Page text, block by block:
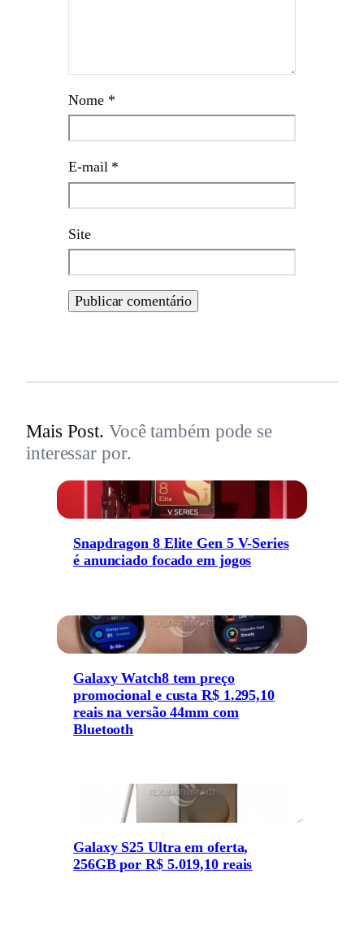
Nome *
E-mail *
Site
Mais Post. Você também pode se
interessar por.
Snapdragon 8 Elite Gen 5 V-Series
é anunciado focado em jogos
Galaxy Watch8 tem preço
promocional e custa R$ 1.295,10
reais na versão 44mm com
Bluetooth
Galaxy S25 Ultra em oferta,
256GB por R$ 5.019,10 reais